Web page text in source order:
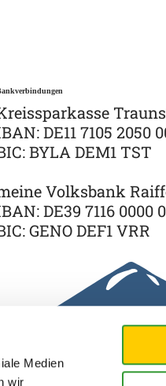
Medien
wir
DE11 7105 2050
BYLA DEM1 TST
Volksbank
DE39 7116 0000
GENO DEF1 VRR